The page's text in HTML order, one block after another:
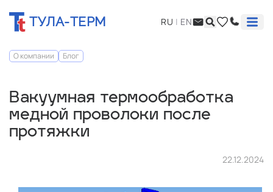
ТУЛА-ТЕРМ RU | EN
О компании Блог
Вакуумная термообработка
медной проволоки после
протяжки
22.12.2024